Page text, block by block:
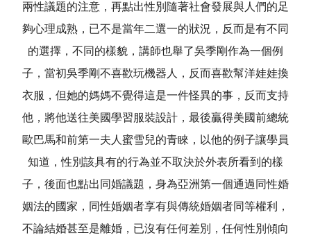
兩性議題的注意，再點出性別隨著社會發展與人們的足
夠心理成熟，已不是當年二選一的狀況，反而是有不同
的選擇，不同的樣貌，講師也舉了吳季剛作為一個例
子，當初吳季剛不喜歡玩機器人，反而喜歡幫洋娃娃換
衣服，但她的媽媽不覺得這是一件怪異的事，反而支持
他，將他送往美國學習服裝設計，最後贏得美國前總統
歐巴馬和前第一夫人蜜雪兒的青睞，以他的例子讓學員
知道，性別該具有的行為並不取決於外表所看到的樣
子，後面也點出同婚議題，身為亞洲第一個通過同性婚
姻法的國家，同性婚姻者享有與傳統婚姻者同等權利，
不論結婚甚至是離婚，已沒有任何差別，任何性別傾向